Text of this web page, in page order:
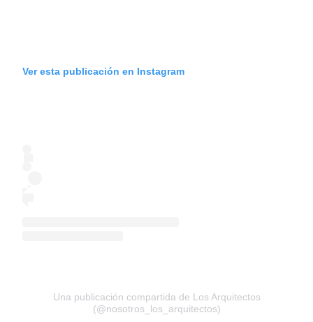
Ver esta publicación en Instagram
Una publicación compartida de Los Arquitectos
(@nosotros_los_arquitectos)